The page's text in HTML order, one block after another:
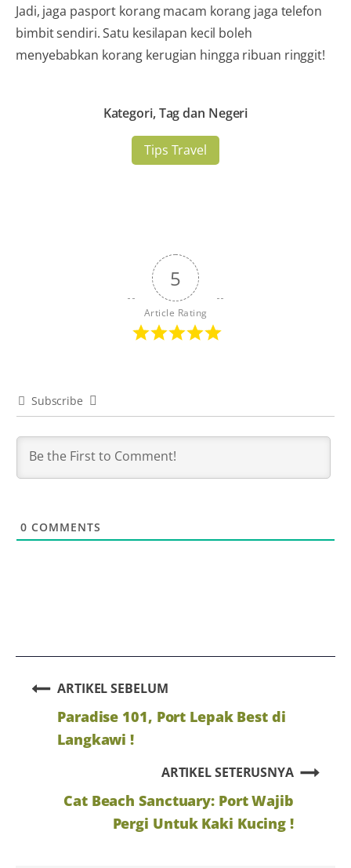
Jadi, jaga pasport korang macam korang jaga telefon
bimbit sendiri. Satu kesilapan kecil boleh
menyebabkan korang kerugian hingga ribuan ringgit!
Kategori, Tag dan Negeri
Tips Travel
5
Article Rating
Subscribe
0 COMMENTS
ARTIKEL SEBELUM
Paradise 101, Port Lepak Best di
Langkawi !
ARTIKEL SETERUSNYA
Cat Beach Sanctuary: Port Wajib
Pergi Untuk Kaki Kucing !